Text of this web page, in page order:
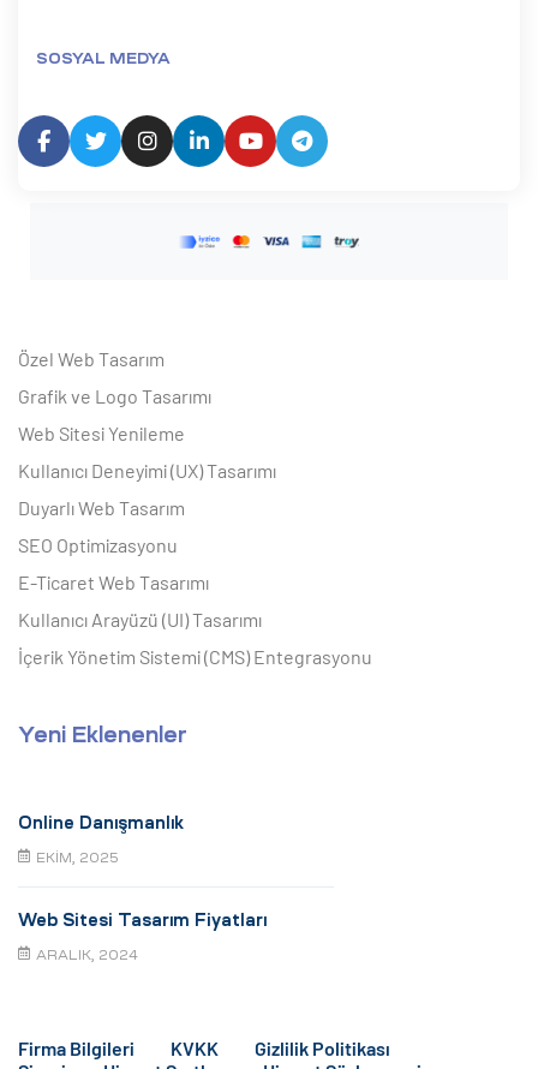
SOSYAL MEDYA
Özel Web Tasarım
Grafik ve Logo Tasarımı
Web Sitesi Yenileme
Kullanıcı Deneyimi (UX) Tasarımı
Duyarlı Web Tasarım
SEO Optimizasyonu
E-Ticaret Web Tasarımı
Kullanıcı Arayüzü (UI) Tasarımı
İçerik Yönetim Sistemi (CMS) Entegrasyonu
Yeni Eklenenler
Online Danışmanlık
EKIM, 2025
Web Sitesi Tasarım Fiyatları
ARALIK, 2024
Firma Bilgileri KVKK
Gizlilik Politikası